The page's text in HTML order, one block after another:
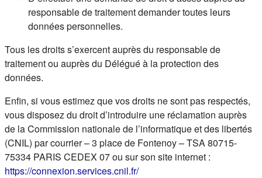
responsable de traitement demander toutes leurs
données personnelles.
Tous les droits s’exercent auprès du responsable de
traitement ou auprès du Délégué à la protection des
données.
Enfin, si vous estimez que vos droits ne sont pas respectés,
vous disposez du droit d’introduire une réclamation auprès
de la Commission nationale de l’informatique et des libertés
(CNIL) par courrier – 3 place de Fontenoy – TSA 80715-
75334 PARIS CEDEX 07 ou sur son site internet :
https://connexion.services.cnil.fr/(s'ouvre dans un nouvel